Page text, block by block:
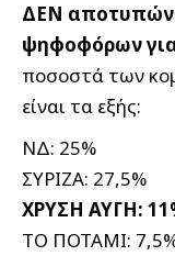
ΔΕΝ
ψηφοφόρων
ποσοστά των
είναι τα εξής:
ΝΔ: 25%
ΣΥΡΙΖΑ: 27,5%
ΧΡΥΣΗ ΑΥΓΗ:
ΤΟ ΠΟΤΑΜΙ: